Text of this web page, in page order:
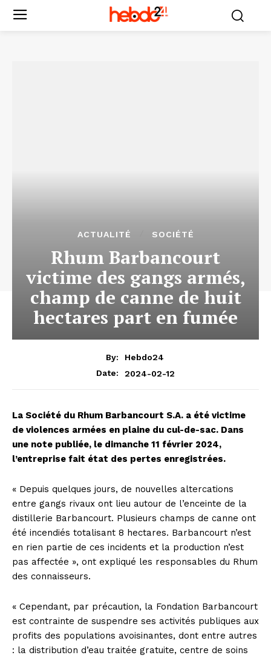
ACTUALITÉ SOCIÉTÉ
Rhum Barbancourt
victime des gangs armés,
champ de canne de huit
hectares part en fumée
By:
Hebdo24
Date:
2024-02-12
La Société du Rhum Barbancourt S.A. a été victime
de violences armées en plaine du cul-de-sac. Dans
une note publiée, le dimanche 11 février 2024,
l’entreprise fait état des pertes enregistrées.
« Depuis quelques jours, de nouvelles altercations
entre gangs rivaux ont lieu autour de l’enceinte de la
distillerie Barbancourt. Plusieurs champs de canne ont
été incendiés totalisant 8 hectares. Barbancourt n’est
en rien partie de ces incidents et la production n’est
pas affectée », ont expliqué les responsables du Rhum
des connaisseurs.
« Cependant, par précaution, la Fondation Barbancourt
est contrainte de suspendre ses activités publiques aux
profits des populations avoisinantes, dont entre autres
: la distribution d’eau traitée gratuite, centre de soins